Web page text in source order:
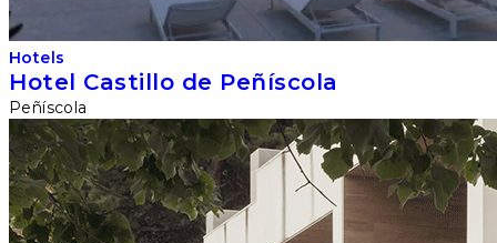
Hotels
Hotel Castillo de Peñíscola
Peñíscola